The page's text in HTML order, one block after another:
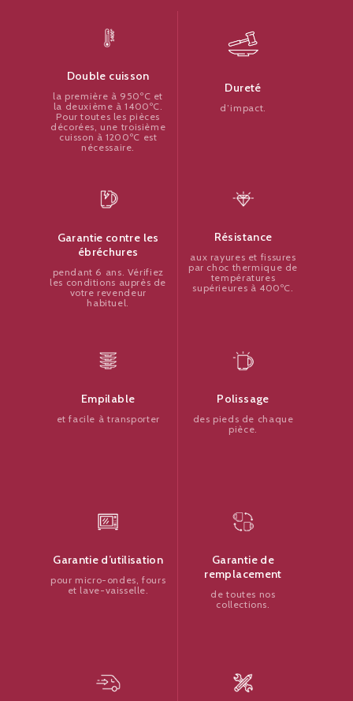
Double cuisson
la première à 950ºC et
la deuxième à 1400ºC.
Pour toutes les pièces
décorées, une troisième
cuisson à 1200ºC est
nécessaire.
Dureté
d’impact.
Garantie contre les
ébréchures
pendant 6 ans. Vérifiez
les conditions auprès de
votre revendeur
habituel.
Résistance
aux rayures et fissures
par choc thermique de
températures
supérieures à 400ºC.
Empilable
et facile à transporter
Polissage
des pieds de chaque
pièce.
Garantie d’utilisation
pour micro-ondes, fours
et lave-vaisselle.
Garantie de
remplacement
de toutes nos
collections.